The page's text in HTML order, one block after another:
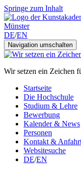
Springe zum Inhalt
DE/EN
Navigation umschalten
Wir setzen ein Zeichen
Startseite
Die Hochschule
Studium & Lehre
Bewerbung
Kalender & News
Personen
Kontakt &
Websitesuche
DE/EN